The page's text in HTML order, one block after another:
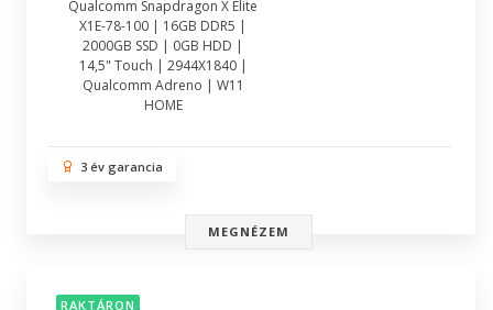
Qualcomm Snapdragon X Elite
X1E-78-100 | 16GB DDR5 |
2000GB SSD | 0GB HDD |
14,5" Touch | 2944X1840 |
Qualcomm Adreno | W11
HOME
3 év garancia
MEGNÉZEM
RAKTÁRON